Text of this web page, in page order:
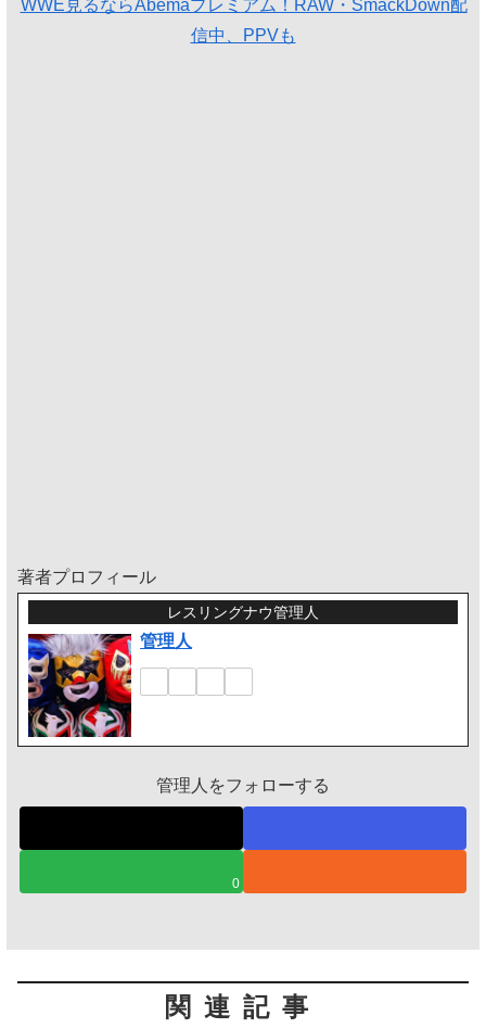
WWE見るならAbemaプレミアム！RAW・SmackDown配
信中、PPVも
著者プロフィール
レスリングナウ管理人
管理人
管理人をフォローする
0
関連記事